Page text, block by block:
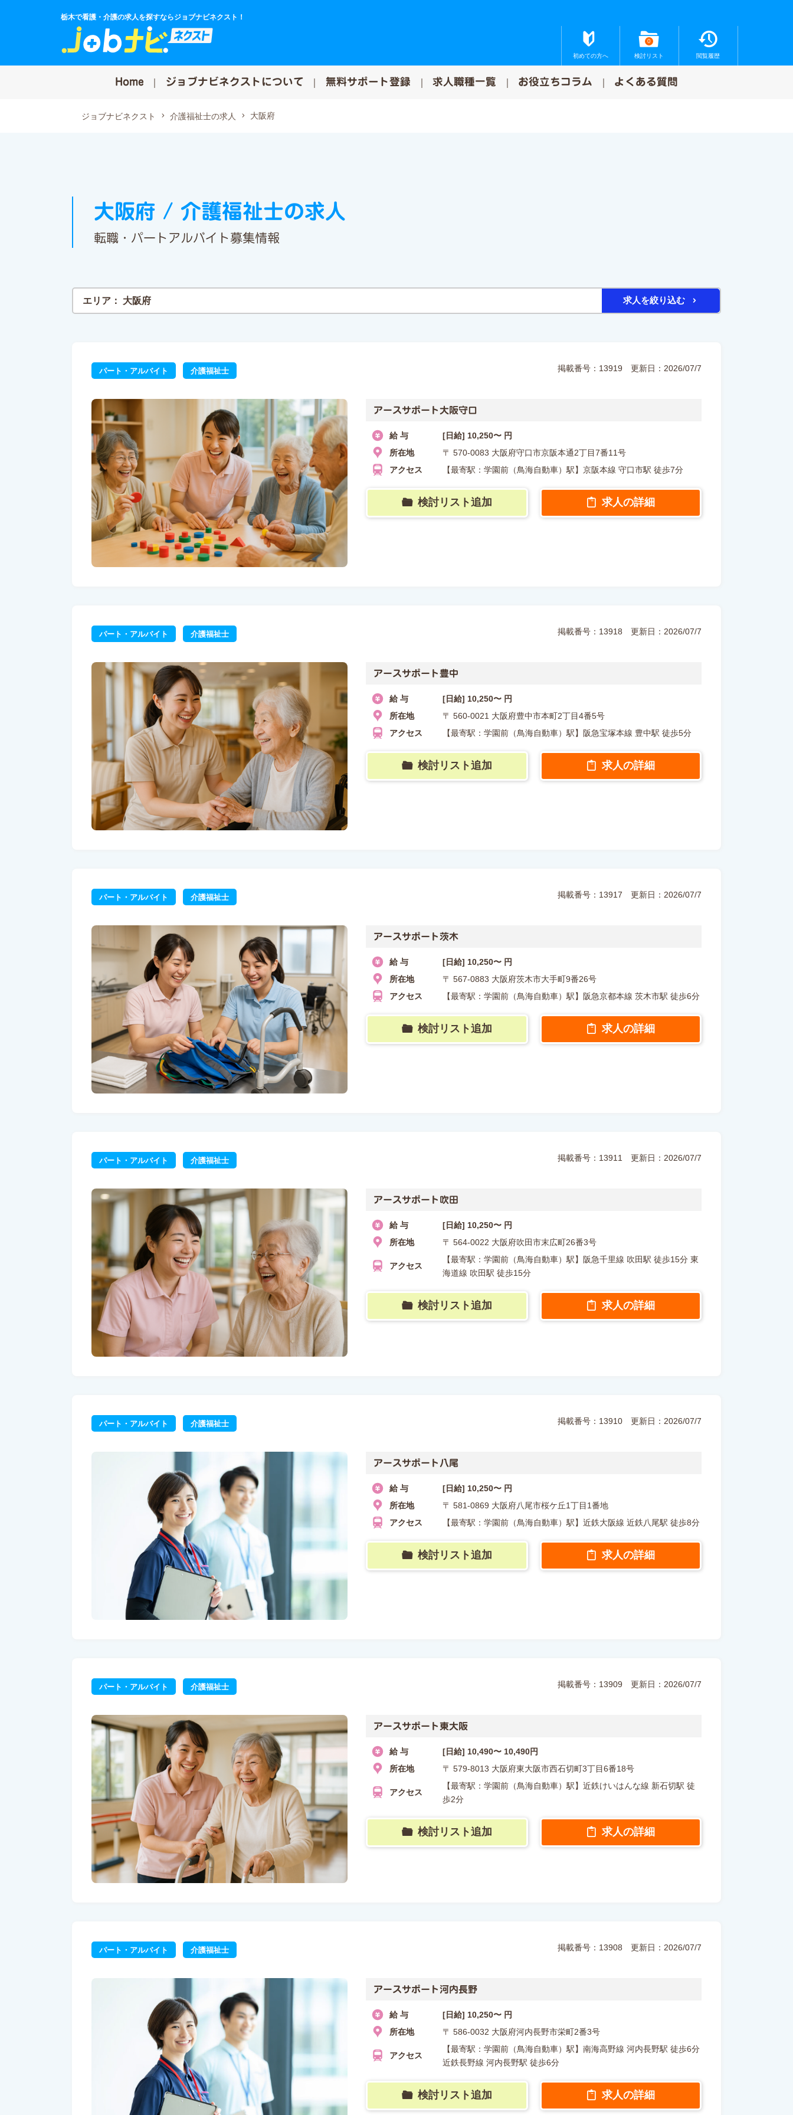
栃木で看護・介護の求人を探すならジョブナビネクスト！
初めての方へ
0
検討リスト 閲覧履歴
Home ジョブナビネクストについて 無料サポート登録 求人職種一覧 お役立ちコラム よくある質問
ジョブナビネクスト 介護福祉士の求人 大阪府
大阪府 / 介護福祉士の求人
転職・パートアルバイト募集情報
エリア： 大阪府 求人を絞り込む
掲載番号：13919 更新日：2026/07/7
パート・アルバイト 介護福祉士
アースサポート大阪守口
給 与
[日給] 10,250〜 円
所在地
〒 570-0083 大阪府守口市京阪本通2丁目7番11号
アクセス
【最寄駅：学園前（鳥海自動車）駅】京阪本線 守口市駅 徒歩7分
検討リスト追加 求人の詳細
掲載番号：13918 更新日：2026/07/7
パート・アルバイト 介護福祉士
アースサポート豊中
給 与
[日給] 10,250〜 円
所在地
〒 560-0021 大阪府豊中市本町2丁目4番5号
アクセス
【最寄駅：学園前（鳥海自動車）駅】阪急宝塚本線 豊中駅 徒歩5分
検討リスト追加 求人の詳細
掲載番号：13917 更新日：2026/07/7
パート・アルバイト 介護福祉士
アースサポート茨木
給 与
[日給] 10,250〜 円
所在地
〒 567-0883 大阪府茨木市大手町9番26号
アクセス
【最寄駅：学園前（鳥海自動車）駅】阪急京都本線 茨木市駅 徒歩6分
検討リスト追加 求人の詳細
掲載番号：13911 更新日：2026/07/7
パート・アルバイト 介護福祉士
アースサポート吹田
給 与
[日給] 10,250〜 円
所在地
〒 564-0022 大阪府吹田市末広町26番3号
アクセス
【最寄駅：学園前（鳥海自動車）駅】阪急千里線 吹田駅 徒歩15分 東
海道線 吹田駅 徒歩15分
検討リスト追加 求人の詳細
掲載番号：13910 更新日：2026/07/7
パート・アルバイト 介護福祉士
アースサポート八尾
給 与
[日給] 10,250〜 円
所在地
〒 581-0869 大阪府八尾市桜ケ丘1丁目1番地
アクセス
【最寄駅：学園前（鳥海自動車）駅】近鉄大阪線 近鉄八尾駅 徒歩8分
検討リスト追加 求人の詳細
掲載番号：13909 更新日：2026/07/7
パート・アルバイト 介護福祉士
アースサポート東大阪
給 与
[日給] 10,490〜 10,490円
所在地
〒 579-8013 大阪府東大阪市西石切町3丁目6番18号
アクセス
【最寄駅：学園前（鳥海自動車）駅】近鉄けいはんな線 新石切駅 徒
歩2分
検討リスト追加 求人の詳細
掲載番号：13908 更新日：2026/07/7
パート・アルバイト 介護福祉士
アースサポート河内長野
給 与
[日給] 10,250〜 円
所在地
〒 586-0032 大阪府河内長野市栄町2番3号
アクセス
【最寄駅：学園前（鳥海自動車）駅】南海高野線 河内長野駅 徒歩6分
近鉄長野線 河内長野駅 徒歩6分
検討リスト追加 求人の詳細